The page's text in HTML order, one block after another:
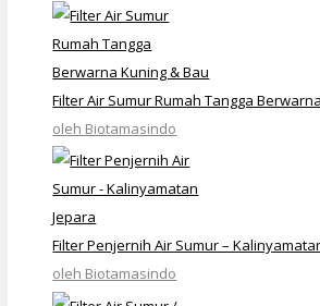
Filter Air Sumur Rumah Tangga
oleh Biotamasindo
Filter Penjernih Air Sumur –
oleh Biotamasindo